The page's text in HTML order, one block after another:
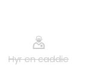
Hyr en caddie